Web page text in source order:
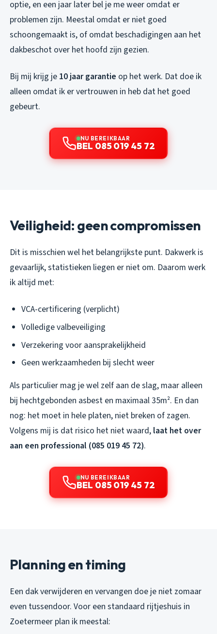
optie, en een jaar later bel je me weer omdat er
problemen zijn. Meestal omdat er niet goed
schoongemaakt is, of omdat beschadigingen aan het
dakbeschot over het hoofd zijn gezien.
Bij mij krijg je 10 jaar garantie op het werk. Dat doe ik
alleen omdat ik er vertrouwen in heb dat het goed
gebeurt.
NU BEREIKBAAR
BEL 085 019 45 72
Veiligheid: geen compromissen
Dit is misschien wel het belangrijkste punt. Dakwerk is
gevaarlijk, statistieken liegen er niet om. Daarom werk
ik altijd met:
VCA-certificering (verplicht)
Volledige valbeveiliging
Verzekering voor aansprakelijkheid
Geen werkzaamheden bij slecht weer
Als particulier mag je wel zelf aan de slag, maar alleen
bij hechtgebonden asbest en maximaal 35m². En dan
nog: het moet in hele platen, niet breken of zagen.
Volgens mij is dat risico het niet waard, laat het over
aan een professional (085 019 45 72).
NU BEREIKBAAR
BEL 085 019 45 72
Planning en timing
Een dak verwijderen en vervangen doe je niet zomaar
even tussendoor. Voor een standaard rijtjeshuis in
Zoetermeer plan ik meestal: